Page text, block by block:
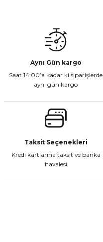
Aynı Gün kargo
Saat 14:00’a kadar ki siparişlerde
aynı gün kargo
Taksit Seçenekleri
Kredi kartlarına taksit ve banka
havalesi